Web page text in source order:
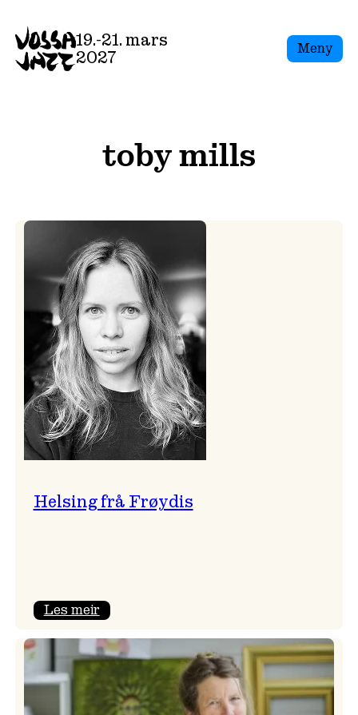
to
content
19.-21. mars
2027
Meny
toby mills
Helsing frå Frøydis
Les meir:
frå
Frøydis